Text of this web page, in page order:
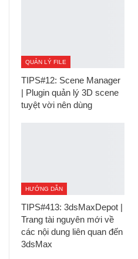
QUẢN LÝ FILE
TIPS#12: Scene Manager
| Plugin quản lý 3D scene
tuyệt vời nên dùng
HƯỚNG DẪN
TIPS#413: 3dsMaxDepot |
Trang tài nguyên mới về
các nội dung liên quan đến
3dsMax